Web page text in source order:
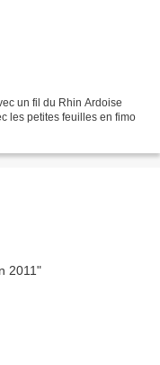
un fil du Rhin Ardoise
les petites feuilles en fimo